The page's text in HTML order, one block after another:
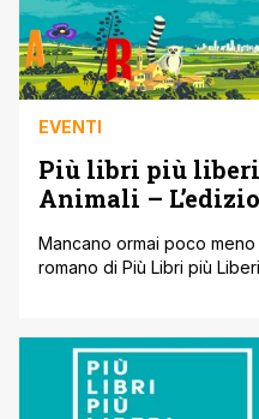
EVENTI
Più libri più
Animali –
Mancano ormai poco
romano di Più Libri più
anno a La Nuvola dell’Eur.
espositori, provenienti da
pubblico [']